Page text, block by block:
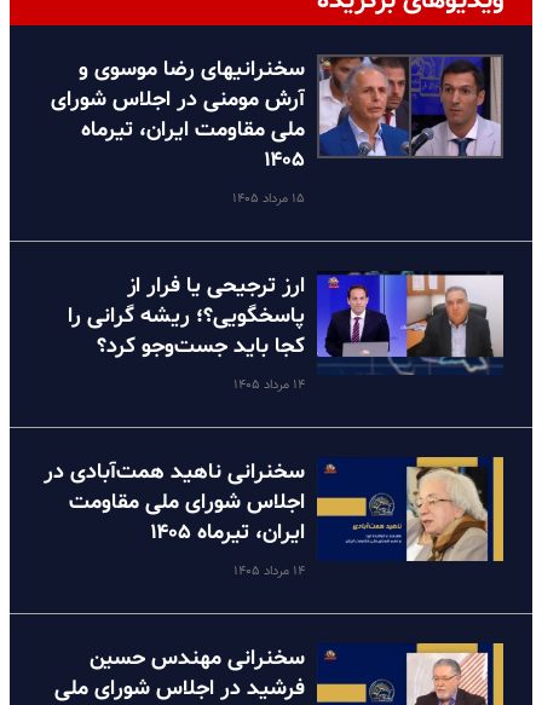
سخنرانیهای رضا موسوی و
آرش مومنی در اجلاس شورای
ملی مقاومت ایران، تیرماه
۱۴۰۵
۱۵ مرداد ۱۴۰۵
ارز ترجیحی یا فرار از
پاسخگویی؟؛ ریشه گرانی را
کجا باید جست‌وجو کرد؟
۱۴ مرداد ۱۴۰۵
سخنرانی ناهید همت‌آبادی در
اجلاس شورای ملی مقاومت
ایران، تیرماه ۱۴۰۵
۱۴ مرداد ۱۴۰۵
سخنرانی مهندس حسین
فرشید در اجلاس شورای ملی